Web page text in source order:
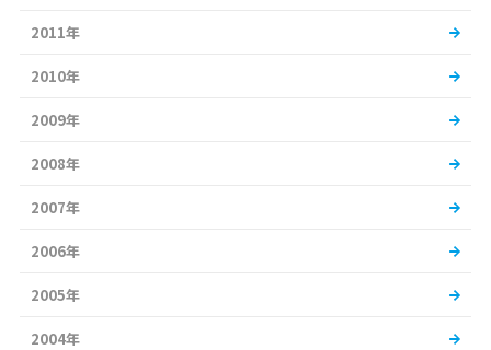
2011年
2010年
2009年
2008年
2007年
2006年
2005年
2004年